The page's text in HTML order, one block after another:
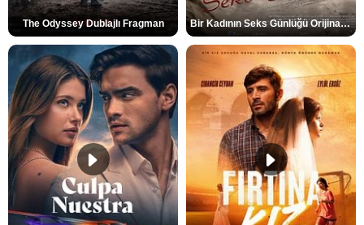
The Odyssey Dublajlı Fragman Bir Kadının Seks Günlüğü Orijinal Fragman